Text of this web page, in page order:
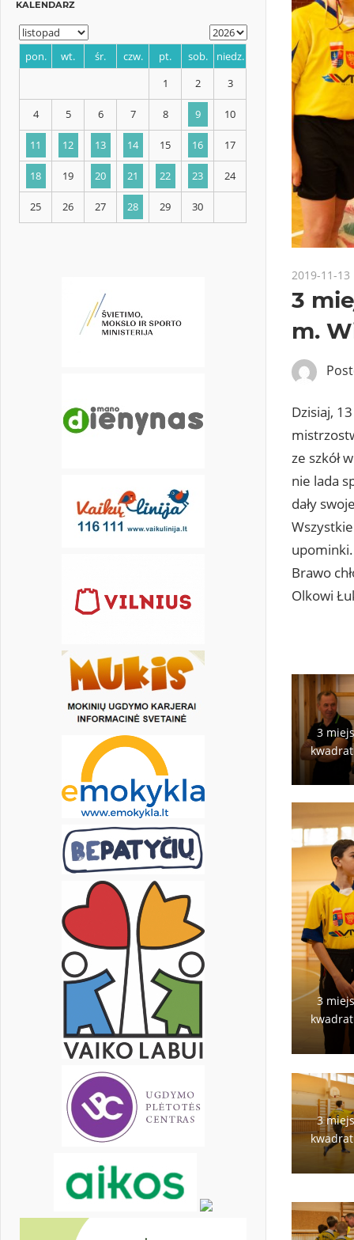
2019-11-13
3
m.
Dzisiaj,
ze szkół
nie lada
dały
upominki.
Brawo
Olkowi
3
3
3
pon. wt. śr. czw. pt. sob.
niedz.
1
2
10
17
19 20 24